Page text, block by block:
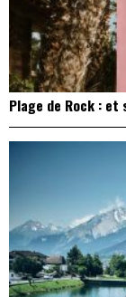
Plage de Rock :